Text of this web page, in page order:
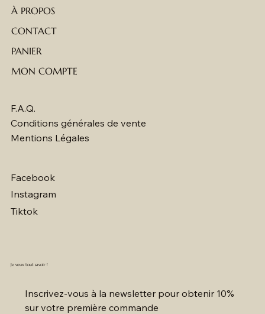
À PROPOS
CONTACT
PANIER
MON COMPTE
F.A.Q.
Conditions générales de vente
Mentions Légales
Facebook
Instagram
Tiktok
Je veux tout savoir !
Inscrivez-vous à la newsletter pour obtenir 10%
sur votre première commande